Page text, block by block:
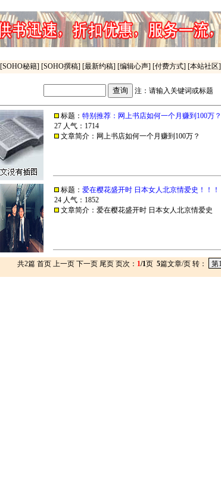
[SOHO秘籍] [SOHO撰稿] [最新约稿] [编辑心声] [付费方式] [本站社区]
注：请输入关键词或标题
标题： 特别推荐：网上书店如何一个月赚到100万？
27 人气：1714
文章简介： 网上书店如何一个月赚到100万？
标题： 爱在樱花盛开时 日本女人北京情爱史！！！
24 人气：1852
文章简介： 爱在樱花盛开时 日本女人北京情爱史
共2篇 首页 上一页 下一页 尾页 页次： 1/1页 5篇文章/页 转：